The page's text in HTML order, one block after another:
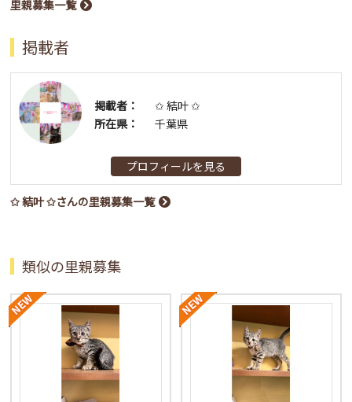
里親募集一覧
掲載者
掲載者：
✩ 結叶 ✩
所在県：
千葉県
プロフィールを見る
✩ 結叶 ✩さんの里親募集一覧
類似の里親募集